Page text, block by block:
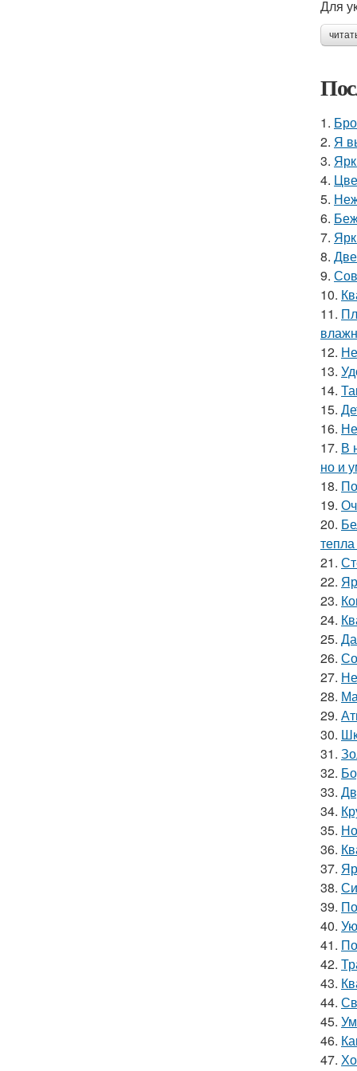
Для
1.
2. Я
3.
4.
5.
6.
7.
8.
9.
10.
11.
12.
13.
14.
15.
16.
17. В
но и
18.
19.
20.
21.
22.
23.
24.
25.
26.
27.
28.
29.
30.
31.
32.
33.
34.
35.
36.
37.
38.
39.
40.
41.
42.
43.
44.
45.
46.
47.